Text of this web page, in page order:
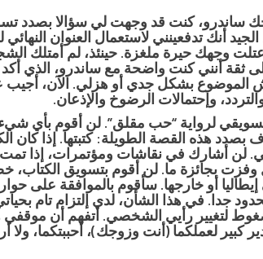
ساندرو، كنت قد وجهت لي سؤالا بصدد
أنك تدفعينني لاستعمال العنوان النهائي
وجهك حيرة ملغزة. حينئذ، لم أمتلك
ثقة أنني كنت واضحة مع ساندرو، الذي أكد
الموضوع بشكل جدي أو هزلي. الآن،
وإحتمالات الرضوخ والإذعان.
تسويقي لرواية “حب مقلق”. لن أقوم بأي
هذه القصة الطويلة: كتبتها. إذا كان
لن أشارك في نقاشات ومؤتمرات، إذا
بجائزة ما. لن أقوم بتسويق الكتاب،
أو خارجها. سأقوم بالموافقة على
جدا. في هذا الشأن، لدي إلتزام تام
لتغيير رأيي الشخصي. أتفهم أن
كبير لعملكما (أنت وزوجك)، أحببتكما، ولا